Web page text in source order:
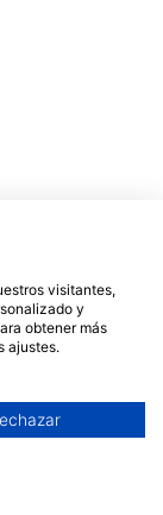
4
visitantes,
y
obtener más
ajustes.